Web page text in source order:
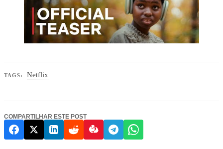
TAGS: Netflix
COMPARTILHAR ESTE POST